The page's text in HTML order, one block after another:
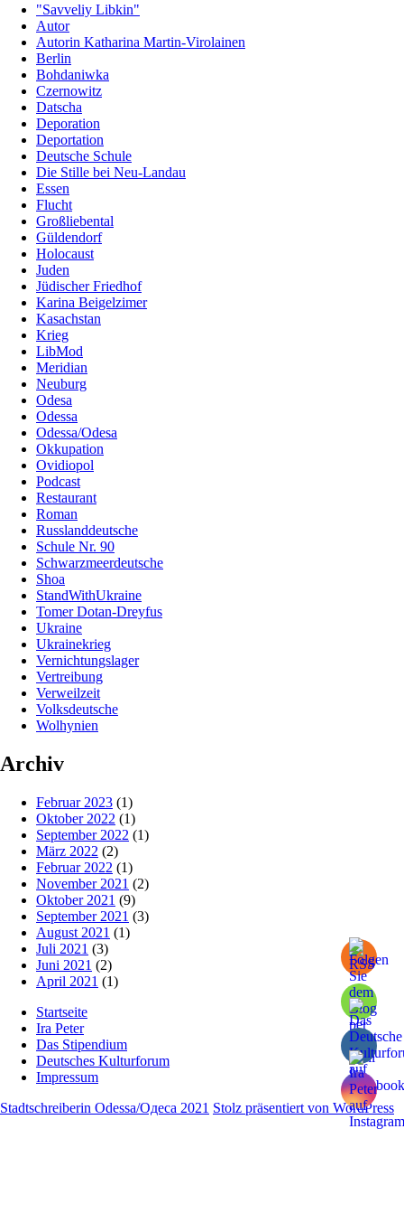
"Savveliy Libkin"
Autor
Autorin Katharina Martin-Virolainen
Berlin
Boh­da­niwka
Czernowitz
Datscha
Deporation
Deportation
Deutsche Schule
Die Stille bei Neu-Landau
Essen
Flucht
Großliebental
Güldendorf
Holocaust
Juden
Jüdischer Friedhof
Karina Beigelzimer
Kasachstan
Krieg
LibMod
Meridian
Neuburg
Odesa
Odessa
Odessa/Odesa
Okkupation
Ovidiopol
Podcast
Restaurant
Roman
Russlanddeutsche
Schule Nr. 90
Schwarzmeerdeutsche
Shoa
StandWithUkraine
Tomer Dotan-Dreyfus
Ukraine
Ukrainekrieg
Vernichtungslager
Vertreibung
Verweilzeit
Volksdeutsche
Wolhynien
Archiv
Februar 2023 (1)
Oktober 2022 (1)
September 2022 (1)
März 2022 (2)
Februar 2022 (1)
November 2021 (2)
Oktober 2021 (9)
September 2021 (3)
August 2021 (1)
Juli 2021 (3)
Juni 2021 (2)
April 2021 (1)
Startseite
Ira Peter
Das Stipendium
Deutsches Kulturforum
Impressum
Stadtschreiberin Odessa/Одеса 2021 Stolz präsentiert von WordPress